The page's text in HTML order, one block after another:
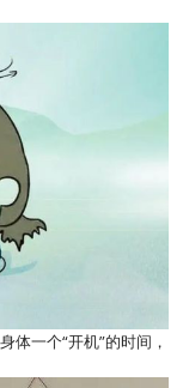
体一个“开机”的时间，